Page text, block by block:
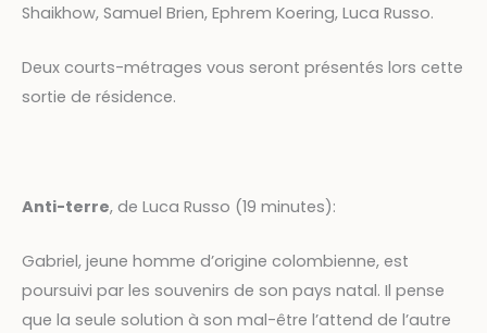
Shaikhow, Samuel Brien, Ephrem Koering, Luca Russo.
Deux courts-métrages vous seront présentés lors cette
sortie de résidence.
Anti-terre, de Luca Russo (19 minutes):
Gabriel, jeune homme d’origine colombienne, est
poursuivi par les souvenirs de son pays natal. Il pense
que la seule solution à son mal-être l’attend de l’autre